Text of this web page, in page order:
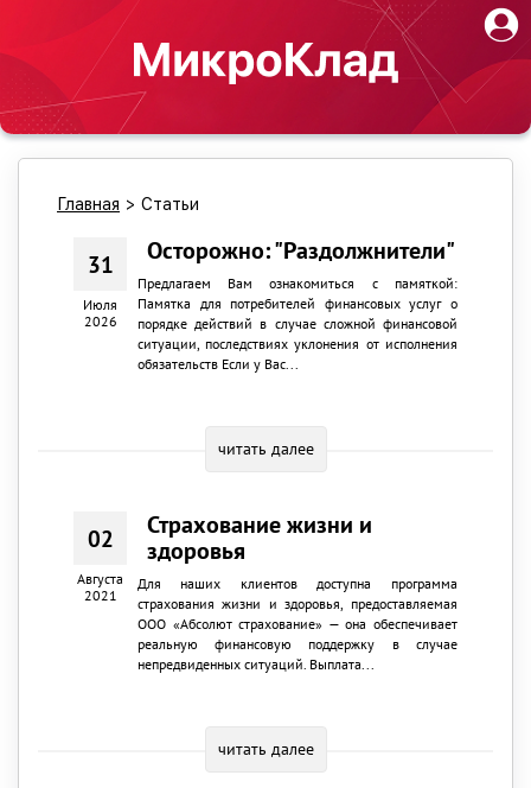
Главная > Статьи
31
Июля
2026
Осторожно: "Раздолжнители"
Предлагаем Вам ознакомиться с памяткой:
Памятка для потребителей финансовых услуг о
порядке действий в случае сложной финансовой
ситуации, последствиях уклонения от исполнения
обязательств Если у Вас...
читать далее
02
Августа
2021
Страхование жизни и
здоровья
Для наших клиентов доступна программа
страхования жизни и здоровья, предоставляемая
ООО «Абсолют страхование» — она обеспечивает
реальную финансовую поддержку в случае
непредвиденных ситуаций. Выплата...
читать далее